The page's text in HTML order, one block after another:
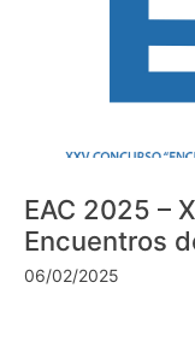
EAC 2025 –
Encuentros
06/02/2025